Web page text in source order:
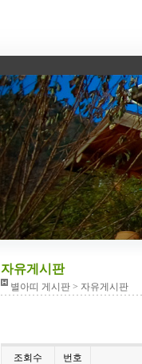
자유게시판
별아띠 게시판 > 자유게시판
조회수 번호